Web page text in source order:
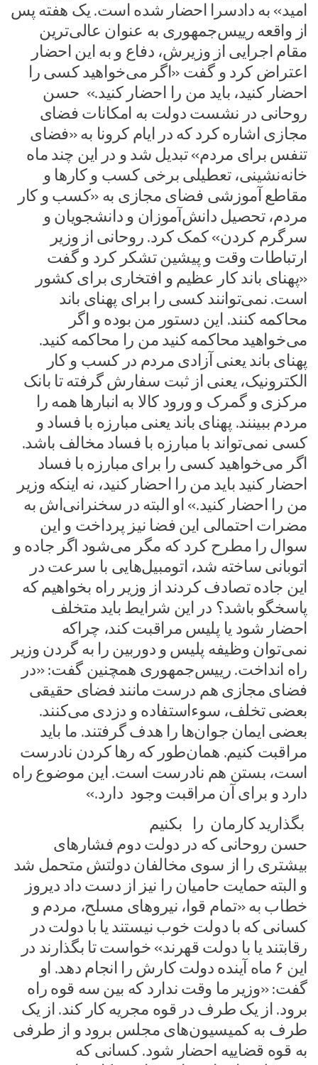
امید» به دادسرا احضار شده است. یک هفته پس
از واقعه رییس‌جمهوری به عنوان عالی‌ترین
مقام اجرایی از وزیرش، دفاع و به این احضار
اعتراض کرد و گفت «اگر می‌خواهید کسی را
احضار کنید، باید من را احضار کنید.» حسن
روحانی در نشست دولت به امکانات فضای
مجازی اشاره کرد که در ایام کرونا به «فضای
تنفس برای مردم» تبدیل شد و در این چند ماه
خانه‌نشینی، تعطیلی برخی کسب و کارها و
مقاطع آموزشی فضای مجازی به «کسب و کار
مردم، تحصیل دانش‌آموزان و دانشجویان و
سرگرم کردن» کمک کرد. روحانی از وزیر
ارتباطات وقت و پیشین تشکر کرد و گفت
«پهنای باند کار عظیم و افتخاری برای کشور
است. نمی‌توانند کسی را برای پهنای باند
محاکمه کنند. این دستور من بوده و اگر
می‌خواهید محاکمه کنید من را محاکمه کنید.
پهنای باند یعنی آزادی مردم در کسب و کار
الکترونیک، یعنی از ثبت سفارش گرفته تا بانک
مرکزی و گمرک و ورود کالا به انبارها همه را
مردم ببینند. پهنای باند یعنی مبارزه با فساد و
کسی نمی‌تواند با مبارزه با فساد مخالف باشد.
اگر می‌خواهید کسی را برای مبارزه با فساد
احضار کنید باید من را احضار کنید، نه اینکه وزیر
من را احضار کنید.» او البته در سخنرانی‌اش به
مضرات احتمالی این فضا نیز پرداخت و این
سوال را مطرح کرد که مگر می‌شود اگر جاده و
اتوبانی ساخته شد، اتومبیل‌هایی با سرعت در
این جاده تصادف کردند از وزیر راه بخواهیم که
پاسخگو باشد؟ در این شرایط باید متخلف
احضار شود یا پلیس مراقبت کند، چراکه
نمی‌توان وظیفه پلیس و دوربین را به گردن وزیر
راه انداخت. رییس‌جمهوری همچنین گفت: «در
فضای مجازی هم درست مانند فضای حقیقی
بعضی تخلف، سوءاستفاده و دزدی می‌کنند.
بعضی ایمان جوان‌ها را هدف گرفتند. ما باید
مراقبت کنیم. همان‌طور که رها کردن نادرست
است، بستن هم نادرست است. این موضوع راه
دارد و برای آن مراقبت وجود دارد.»
بگذارید کارمان را بکنیم
حسن روحانی که در دولت دوم فشارهای
بیشتری را از سوی مخالفان دولتش متحمل شد
و البته حمایت حامیان را نیز از دست داد دیروز
خطاب به «تمام قوا، نیروهای مسلح، مردم و
کسانی که با دولت خوب نیستند یا با دولت در
رقابتند یا با دولت قهرند» خواست تا بگذارند در
این ۶ ماه آینده دولت کارش را انجام دهد. او
گفت: «وزیر ما وقت ندارد که بین سه قوه راه
برود. از یک طرف در قوه مجریه کار کند. از یک
طرف به کمیسیون‌های مجلس برود و از طرفی
به قوه قضاییه احضار شود. کسانی که